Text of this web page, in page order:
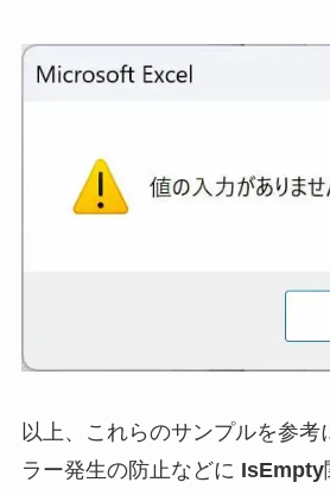
以上、これらのサンプルを参考
ラー発生の防止などに IsEmpty